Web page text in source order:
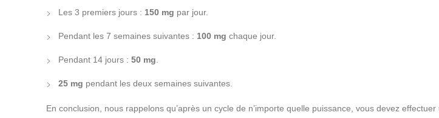
Les 3 premiers jours : 150 mg par jour.
Pendant les 7 semaines suivantes : 100 mg chaque jour.
Pendant 14 jours : 50 mg.
25 mg pendant les deux semaines suivantes.
En conclusion, nous rappelons qu’après un cycle de n’importe quelle puissance, vous devez